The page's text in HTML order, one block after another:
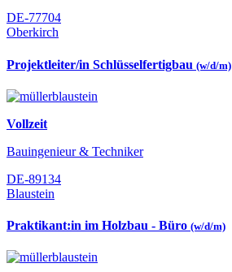
DE-77704
Oberkirch
Projektleiter/in Schlüsselfertigbau (w/d/m)
Vollzeit
Bauingenieur & Techniker
DE-89134
Blaustein
Praktikant:in im Holzbau - Büro (w/d/m)